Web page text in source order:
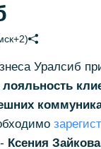
Уралсиб
Ксения Зайкова